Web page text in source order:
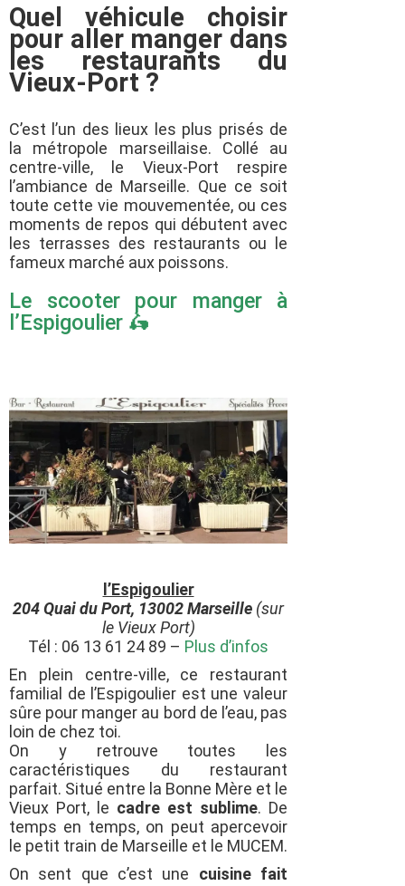
Quel véhicule choisir
pour aller manger dans
les restaurants du
Vieux-Port ?
C’est l’un des lieux les plus prisés de
la métropole marseillaise. Collé au
centre-ville, le Vieux-Port respire
l’ambiance de Marseille. Que ce soit
toute cette vie mouvementée, ou ces
moments de repos qui débutent avec
les terrasses des restaurants ou le
fameux marché aux poissons.
Le scooter pour manger à
l’Espigoulier 🛵
l’Espigoulier
204 Quai du Port, 13002 Marseille (sur
le Vieux Port)
Tél : 06 13 61 24 89 – Plus d’infos
En plein centre-ville, ce restaurant
familial de l’Espigoulier est une valeur
sûre pour manger au bord de l’eau, pas
loin de chez toi.
On y retrouve toutes les
caractéristiques du restaurant
parfait. Situé entre la Bonne Mère et le
Vieux Port, le cadre est sublime. De
temps en temps, on peut apercevoir
le petit train de Marseille et le MUCEM.
On sent que c’est une cuisine fait